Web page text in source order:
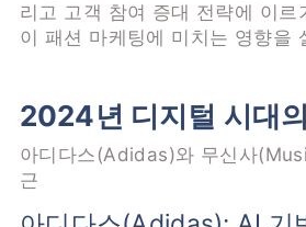
리고 고객 참여 증대 전략에 이르
이 패션 마케팅에 미치는 영향을
2024년 디지털 시대
아디다스(Adidas)와 무신사
근